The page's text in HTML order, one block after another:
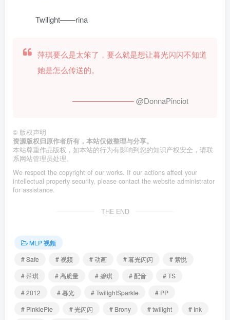
Twilight——rina
萍琪要么是太笨了，要么就是想让暮光闪闪不知道
她是怎么传送的。
————————@DonnaPinciot
© 版权声明
资源版权归原作者所有，本站仅做整理与分享。
本站尊重作品版权，如本站的行为有影响到您的知识产权安全，请联
系网站管理员处理。
We respect the copyright of our works. If our actions affect your
intellectual property security, please contact the website administrator
for assistance.
THE END
MLP 视频
# Safe
# 视频 # 动画 # 暮光闪闪
# 紫悦
# 萍琪
# 高质量 # 碧琪 # 配音
# TS
# 2012
# 暮光 # TwilightSparkle
# PP
# PinkiePie
# 光闪闪 # Brony # twilight
# Ink